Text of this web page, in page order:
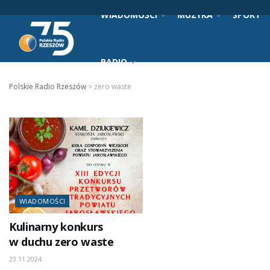
WIADOMOŚCI MUZYKA SPORT
RADIO
Polskie Radio Rzeszów > zero waste
WIADOMOŚCI
Kulinarny konkurs
w duchu zero waste
23.11.2024